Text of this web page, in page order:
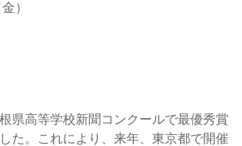
）
県高等学校新聞コンクールで最優秀賞
た。これにより、来年、東京都で開催